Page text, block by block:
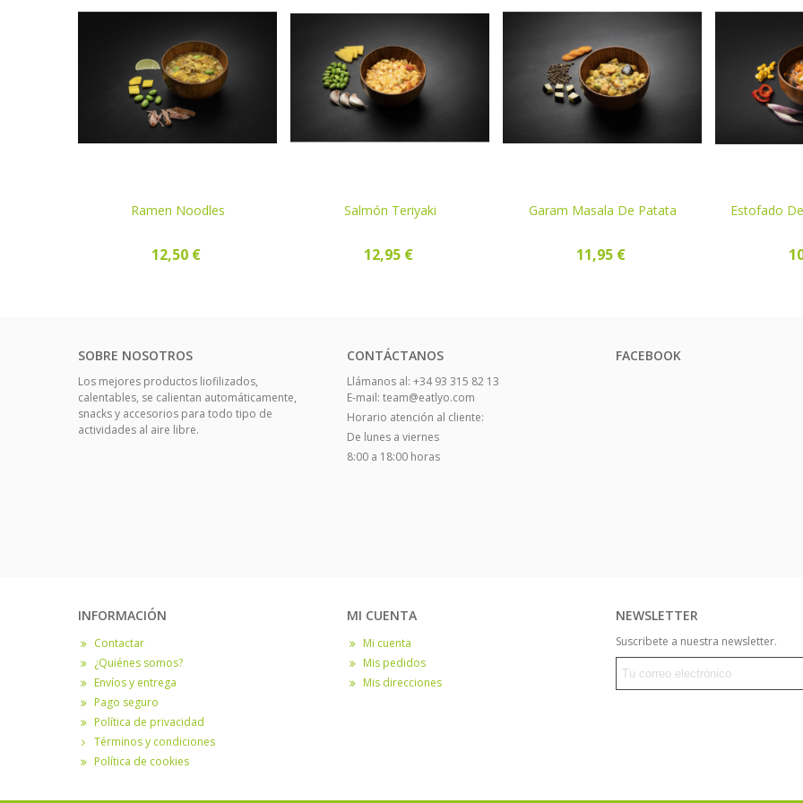
COMPRAR
Ramen Noodles
12,50 €
COMPRAR
Salmón Teriyaki
12,95 €
COMPRAR
Garam Masala De Patata
11,95 €
VER
Estofado
SOBRE NOSOTROS
Los mejores productos liofilizados,
calentables, se calientan automáticamente,
snacks y accesorios para todo tipo de
actividades al aire libre.
CONTÁCTANOS
Llámanos al: +34 93 315 82 13
E-mail: team@eatlyo.com
Horario atención al cliente:
De lunes a viernes
8:00 a 18:00 horas
FACEBOOK
INFORMACIÓN
Contactar
¿Quiénes somos?
Envíos y entrega
Pago seguro
Política de privacidad
Términos y condiciones
Política de cookies
MI CUENTA
Mi cuenta
Mis pedidos
Mis direcciones
NEWSLETTER
Suscribete a nuestra newsletter.